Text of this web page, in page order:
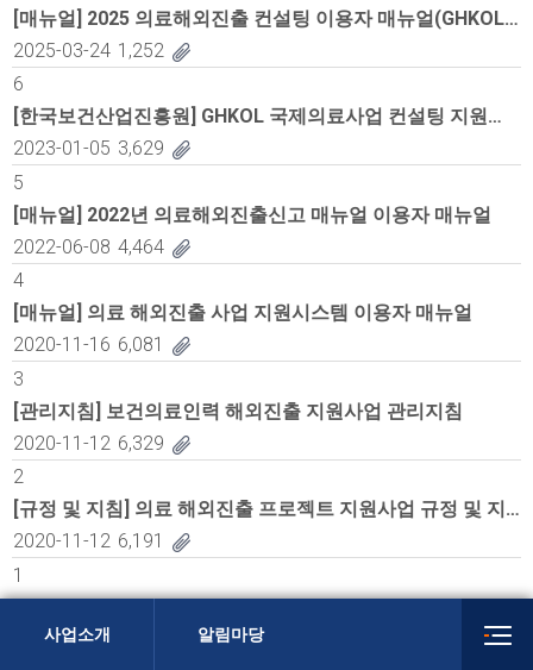
사업소개 알림마당 전
뉴
얼
:
번
호,
제
목,
작
성
자,
등
록
일,
조
수,
첨
부
에
따
[매뉴얼] 2025 의료해외진출 컨설팅 이용자 매뉴얼(GHKOL 컨설팅 사례집)
2025-03-24 1,252
6
[한국보건산업진흥원] GHKOL 국제의료사업 컨설팅 지원사업 안내
2023-01-05 3,629
5
[매뉴얼] 2022년 의료해외진출신고 매뉴얼 이용자 매뉴얼
2022-06-08 4,464
4
[매뉴얼] 의료 해외진출 사업 지원시스템 이용자 매뉴얼
2020-11-16 6,081
3
[관리지침] 보건의료인력 해외진출 지원사업 관리지침
2020-11-12 6,329
2
[규정 및 지침] 의료 해외진출 프로젝트 지원사업 규정 및 지침
2020-11-12 6,191
1
2020-11-12